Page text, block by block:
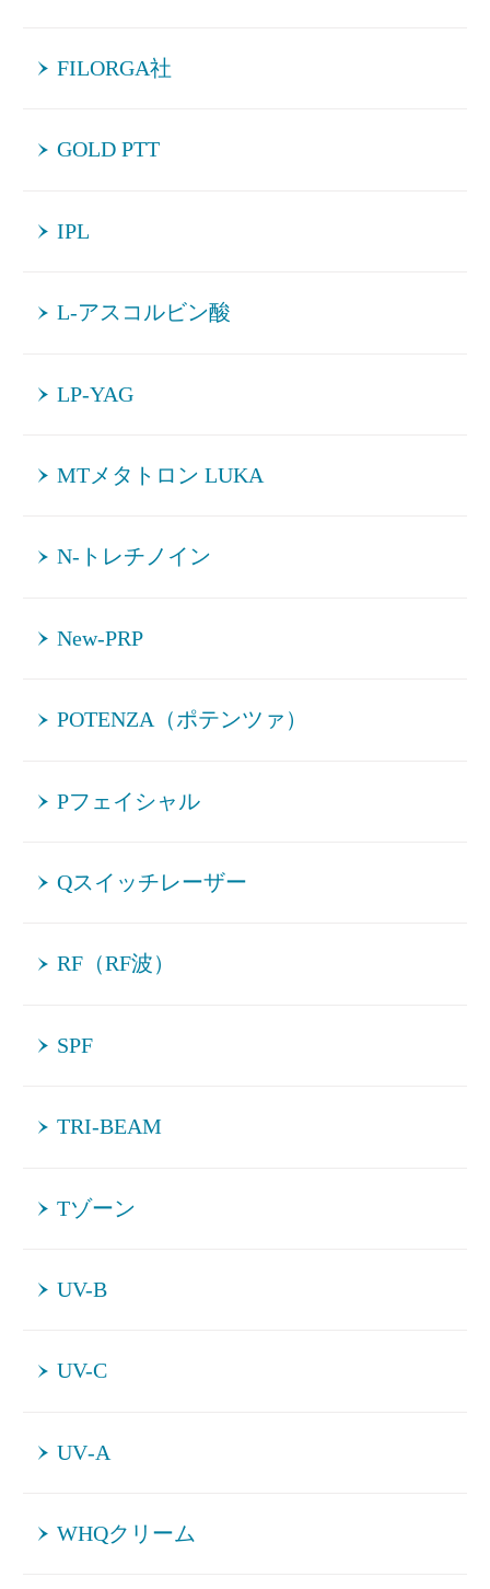
FILORGA社
GOLD PTT
IPL
L-アスコルビン酸
LP-YAG
MTメタトロン LUKA
N-トレチノイン
New-PRP
POTENZA（ポテンツァ）
Pフェイシャル
Qスイッチレーザー
RF（RF波）
SPF
TRI-BEAM
Tゾーン
UV-B
UV-C
UV‐A
WHQクリーム